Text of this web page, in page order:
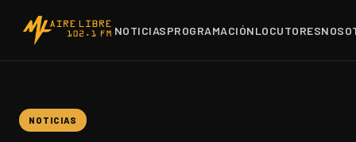
NOTICIASPROGRAMACIÓNLOCUTORES
NOTICIAS